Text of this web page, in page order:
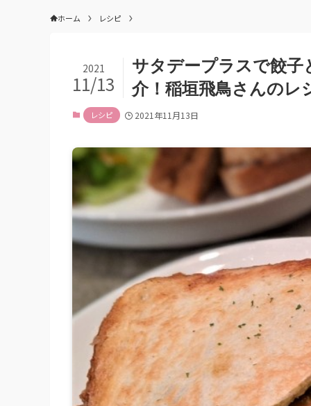
ホーム レシピ
サタデープラスで餃
介！稲垣飛鳥さんのレ
2021
11/13
レシピ 2021年11月13日